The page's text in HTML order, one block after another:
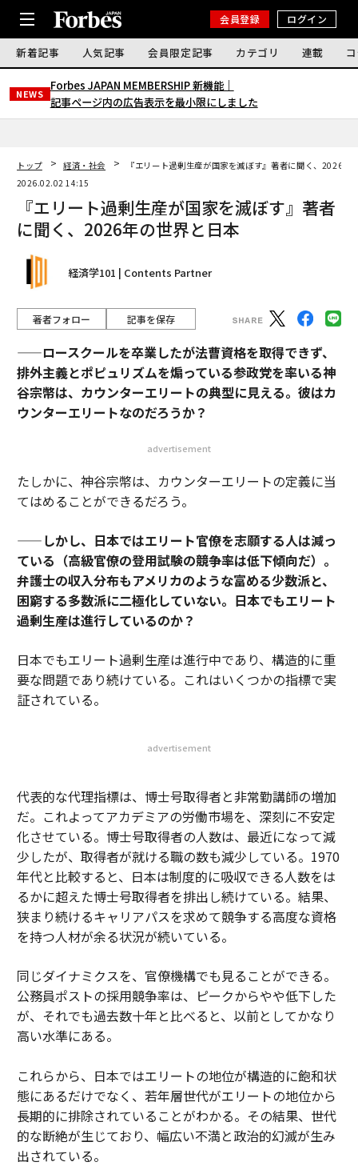
会員登録 ログイン
新着記事 人気記事 会員限定記事 カテゴリ 連載
NEWS
Forbes JAPAN MEMBERSHIP 新機能｜
記事ページ内の広告表示を最小限にしました
トップ 経済・社会
『エリート過剰生産が国家を滅ぼす』著者に聞く、2026年
2026.02.02 14:15
『エリート過剰生産が国家を滅ぼす』著者
に聞く、2026年の世界と日本
経済学101 | Contents Partner
著者フォロー 記事を保存
——ロースクールを卒業したが法曹資格を取得できず、
排外主義とポピュリズムを煽っている参政党を率いる神
谷宗幣は、カウンターエリートの典型に見える。彼はカ
ウンターエリートなのだろうか？
advertisement
たしかに、神谷宗幣は、カウンターエリートの定義に当
てはめることができるだろう。
——しかし、日本ではエリート官僚を志願する人は減っ
ている（高級官僚の登用試験の競争率は低下傾向だ）。
弁護士の収入分布もアメリカのような富める少数派と、
困窮する多数派に二極化していない。日本でもエリート
過剰生産は進行しているのか？
日本でもエリート過剰生産は進行中であり、構造的に重
要な問題であり続けている。これはいくつかの指標で実
証されている。
advertisement
代表的な代理指標は、博士号取得者と非常勤講師の増加
だ。これよってアカデミアの労働市場を、深刻に不安定
化させている。博士号取得者の人数は、最近になって減
少したが、取得者が就ける職の数も減少している。1970
年代と比較すると、日本は制度的に吸収できる人数をは
るかに超えた博士号取得者を排出し続けている。結果、
狭まり続けるキャリアパスを求めて競争する高度な資格
を持つ人材が余る状況が続いている。
同じダイナミクスを、官僚機構でも見ることができる。
公務員ポストの採用競争率は、ピークからやや低下した
が、それでも過去数十年と比べると、以前としてかなり
高い水準にある。
これらから、日本ではエリートの地位が構造的に飽和状
態にあるだけでなく、若年層世代がエリートの地位から
長期的に排除されていることがわかる。その結果、世代
的な断絶が生じており、幅広い不満と政治的幻滅が生み
出されている。